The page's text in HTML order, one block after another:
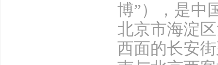
博”），是中
北京市海淀
西面的长安